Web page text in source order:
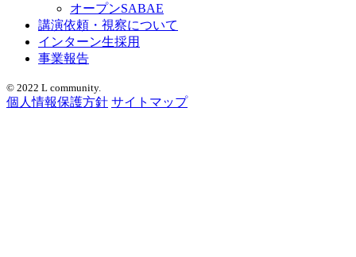
オープンSABAE
講演依頼・視察について
インターン生採用
事業報告
© 2022 L community.
個人情報保護方針 サイトマップ